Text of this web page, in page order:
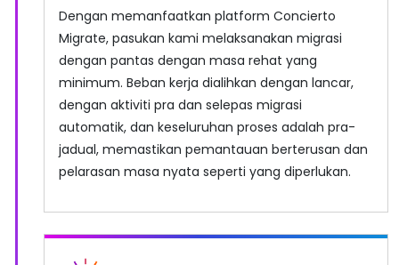
Dengan memanfaatkan platform Concierto
Migrate, pasukan kami melaksanakan migrasi
dengan pantas dengan masa rehat yang
minimum. Beban kerja dialihkan dengan lancar,
dengan aktiviti pra dan selepas migrasi
automatik, dan keseluruhan proses adalah pra-
jadual, memastikan pemantauan berterusan dan
pelarasan masa nyata seperti yang diperlukan.